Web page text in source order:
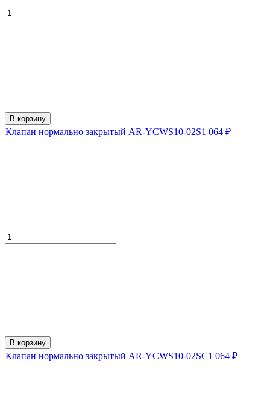
В корзину
Клапан нормально закрытый AR-YCWS10-02S1 064 ₽
В корзину
Клапан нормально закрытый AR-YCWS10-02SC1 064 ₽